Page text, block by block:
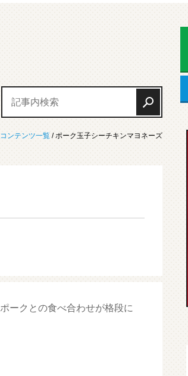
コンテンツ一覧 / ポーク玉子シーチキンマヨネーズ
ークとの食べ合わせが格段に
増量豚しゃぶパスタサラダ